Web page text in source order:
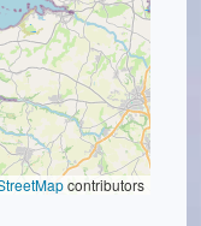
contributors